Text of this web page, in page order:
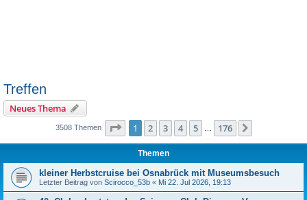
Treffen
Neues Thema
3508 Themen Seite 1von 176
1 2 3 4 5 176
Themen
kleiner Herbstcruise bei Osnabrück mit Museumsbesuch
Letzter Beitrag von Scirocco_53b « Mi 22. Jul 2026, 19:13